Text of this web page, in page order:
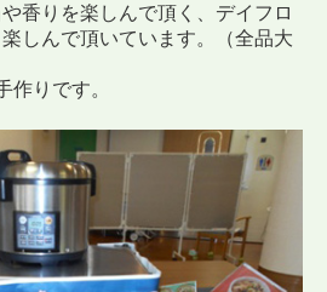
香りを楽しんで頂く、デイフロ
しんで頂いています。（全品大
作りです。